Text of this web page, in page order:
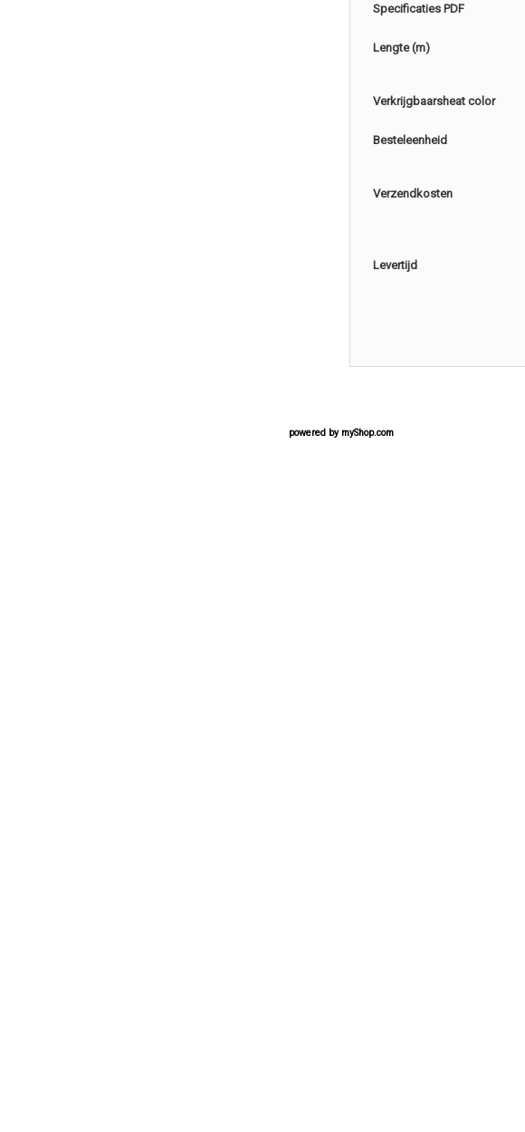
Specificaties PDF
Lengte (m)
Verkrijgbaarsheat color
Besteleenheid
Verzendkosten
Levertijd
powered by myShop.com